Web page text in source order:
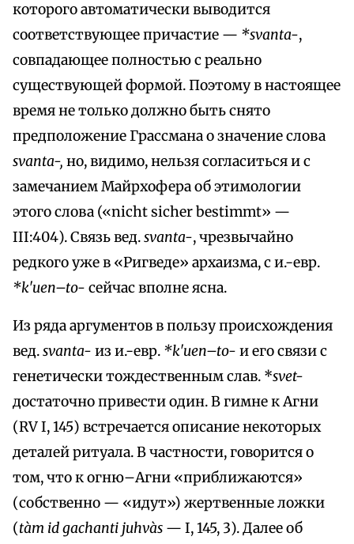
которого автоматически выводится
соответствующее причастие — *svanta-,
совпадающее полностью с реально
существующей формой. Поэтому в настоящее
время не только должно быть снято
предположение Грассмана о значение слова
svanta-, но, видимо, нельзя согласиться и с
замечанием Майрхофера об этимологии
этого слова («nicht sicher bestimmt» —
III:404). Связь вед.svanta-, чрезвычайно
редкого уже в «Ригведе» архаизма, с и.-евр.
*k'uen–to- сейчас вполне ясна.
Из ряда аргументов в пользу происхождения
вед.svanta- из и.-евр. *k'uen–to- и его связи с
генетически тождественным слав. *svet-
достаточно привести один. В гимне к Агни
(RV I, 145) встречается описание некоторых
деталей ритуала. В частности, говорится о
том, что к огню–Агни «приближаются»
(собственно — «идут») жертвенные ложки
(tàm id gachanti juhvàs — I, 145, 3). Далее об